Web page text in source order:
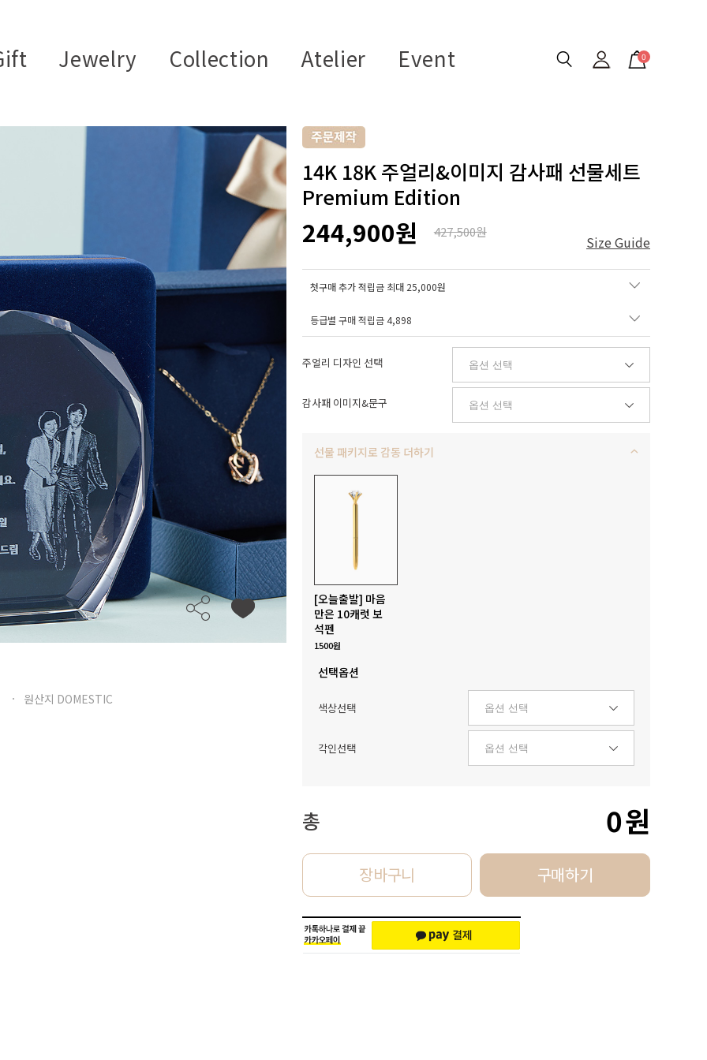
Jewelry Collection Atelier Event 0
원산지 DOMESTIC
14K 18K 주얼리&이미지 감사패 선물세트
Premium Edition
244,900원 427,500원
Size Guide
첫구매 추가 적립금 최대 25,000원
등급별 구매 적립금 4,898
주얼리 디자인 선택
감사패 이미지&문구
선물 패키지로 감동 더하기
[오늘출발] 마음
만은 10캐럿 보
석펜
1500원
선택옵션
색상선택
각인선택
총 0원
장바구니 구매하기